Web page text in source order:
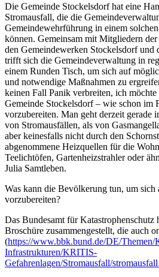
Die Gemeinde Stockelsdorf hat eine
Stromausfall, die die
Gemeindewehrführung in einem
können. Gemeinsam mit Mitgliedern
den Gemeindewerken Stockelsdorf und
trifft sich die Gemeindeverwaltung in
einem Runden Tisch, um sich auf
und notwendige Maßnahmen zu
keinen Fall Panik verbreiten, ich
Gemeinde Stockelsdorf – wie schon im
vorzubereiten. Man geht derzeit gerade
von Stromausfällen, als von
aber keinesfalls nicht durch den
abgenommene Heizquellen für die
Teelichtöfen, Gartenheizstrahler oder
Julia Samtleben.
Was kann die Bevölkerung tun, um sich
vorzubereiten?
Das Bundesamt für
Broschüre zusammengestellt, die auch
(https://www.bbk.bund.de/DE/Themen/
Infrastrukturen/KRITIS-
Gefahrenlagen/Stromausfall/